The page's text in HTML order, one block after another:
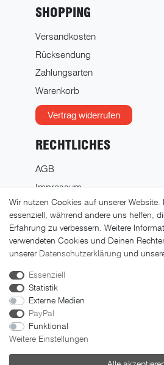
SHOPPING
Versandkosten
Rücksendung
Zahlungsarten
Warenkorb
Vertrag widerrufen
RECHTLICHES
AGB
Impressum
Datenschutz
Widerrufsrecht
Widerrufsformular
© 2026 FAHRER Berlin. Alle
Wir nutzen Cookies auf unserer
essenziell, während andere uns helfen,
Erfahrung zu verbessern. Weitere
verwendeten Cookies und Deinen
unserer Daten­schutz­erklärung und
Essenziell
Statistik
Externe Medien
PayPal
Funktional
Weitere Einstellungen